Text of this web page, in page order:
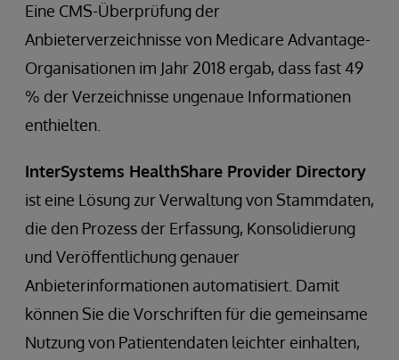
Eine CMS-Überprüfung der
Anbieterverzeichnisse von Medicare Advantage-
Organisationen im Jahr 2018 ergab, dass fast 49
% der Verzeichnisse ungenaue Informationen
enthielten.
InterSystems HealthShare Provider Directory
ist eine Lösung zur Verwaltung von Stammdaten,
die den Prozess der Erfassung, Konsolidierung
und Veröffentlichung genauer
Anbieterinformationen automatisiert. Damit
können Sie die Vorschriften für die gemeinsame
Nutzung von Patientendaten leichter einhalten,